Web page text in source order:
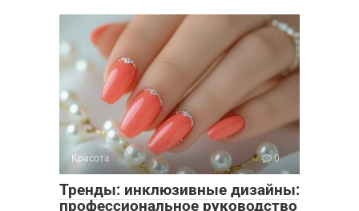
Красота 0
Тренды: инклюзивные дизайны:
профессиональное руководство